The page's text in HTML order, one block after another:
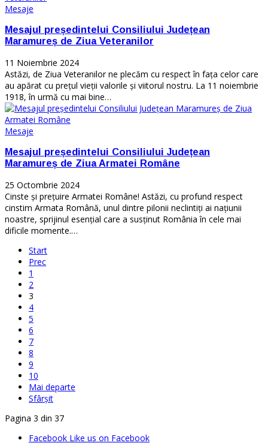
Mesaje
Mesajul președintelui Consiliului Județean
Maramureș de Ziua Veteranilor
11 Noiembrie 2024
Astăzi, de Ziua Veteranilor ne plecăm cu respect în fața celor care
au apărat cu prețul vieții valorile și viitorul nostru. La 11 noiembrie
1918, în urmă cu mai bine…
Mesaje
Mesajul președintelui Consiliului Județean
Maramureș de Ziua Armatei Române
25 Octombrie 2024
Cinste și prețuire Armatei Române! Astăzi, cu profund respect
cinstim Armata Română, unul dintre pilonii neclintiți ai națiunii
noastre, sprijinul esențial care a susținut România în cele mai
dificile momente.…
Start
Prec
1
2
3
4
5
6
7
8
9
10
Mai departe
Sfârșit
Pagina 3 din 37
Facebook Like us on Facebook